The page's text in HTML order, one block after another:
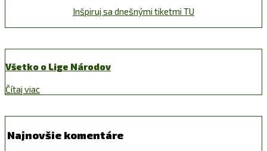
Inšpiruj sa dnešnými tiketmi TU
Všetko o Lige Národov
Čítaj viac
Najnovšie komentáre